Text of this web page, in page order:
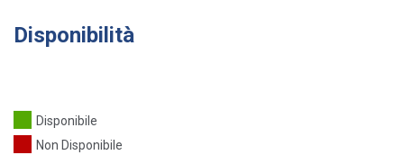
Disponibilità
Disponibile
Non Disponibile